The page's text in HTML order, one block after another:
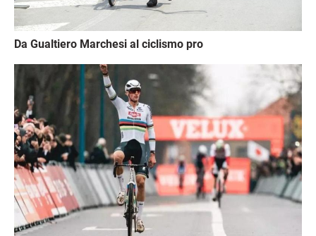
Da Gualtiero Marchesi al ciclismo pro